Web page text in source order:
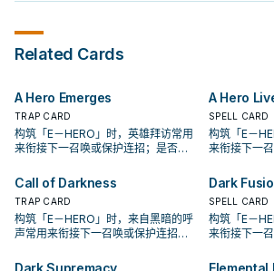
Related Cards
A Hero Emerges
TRAP CARD
构筑「E－HERO」时，英雄拜访常用
来衔接下一召唤或保护连招；是否投
A Hero
SPELL CARD
构筑「E－
来衔接下一
Call of Darkness
TRAP CARD
构筑「E－HERO」时，来自黑暗的呼
声常用来衔接下一召唤或保护连招；
置。
Dark
SPELL CARD
构筑「E－
来衔接下一
Dark Supremacy Elemental